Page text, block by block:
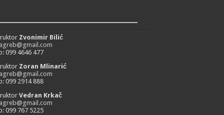
Zvonimir Bilić
099 4646 477
Zoran Mlinarić
099 2914 888
Vedran Krkač
099 767 5225